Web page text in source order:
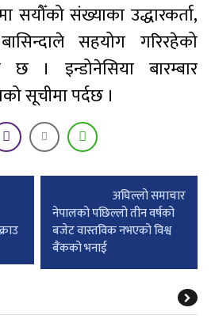
सयौँको संख्याका उद्धारकर्ता,
सहयोग गरिरहेको
। इन्डोनेसिया बारम्बार
सूचीमा पर्दछ ।
अघिल्लाे समाचार
नेपालको पछिल्लो तीन वर्षको
बजेट वास्तविक नभएको विश्व
बैंकको भनाई